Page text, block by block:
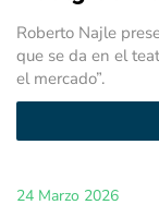
Roberto Najle
que se da en el
el mercado”.
24 Marzo 2026